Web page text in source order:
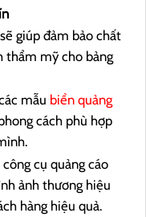
giúp đảm bảo chất
thẩm mỹ cho bảng
mẫu biển quảng
cách phù hợp
cụ quảng cáo
ảnh thương hiệu
hàng hiệu quả.